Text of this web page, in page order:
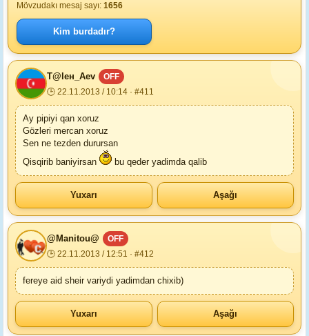
Mövzudakı mesaj sayı: 1656
Kim burdadır?
T@lен_Aev
OFF
🕒 22.11.2013 / 10:14 · #411
Ay pipiyi qan xoruz
Gözleri mercan xoruz
Sen ne tezden durursan
Qisqirib baniyirsan
bu qeder yadimda qalib
Yuxarı Aşağı
@Manitou@
OFF
🕒 22.11.2013 / 12:51 · #412
fereye aid sheir variydi yadimdan chixib)
Yuxarı Aşağı